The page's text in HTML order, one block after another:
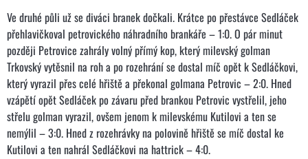
Ve druhé půli už se diváci branek dočkali. Krátce po přestávce Sedláček
přehlavičkoval petrovického náhradního brankáře – 1:0. O pár minut
později Petrovice zahrály volný přímý kop, který milevský golman
Trkovský vytěsnil na roh a po rozehrání se dostal míč opět k Sedláčkovi,
který vyrazil přes celé hřiště a překonal golmana Petrovic – 2:0. Hned
vzápětí opět Sedláček po závaru před brankou Petrovic vystřelil, jeho
střelu golman vyrazil, ovšem jenom k milevskému Kutilovi a ten se
nemýlil – 3:0. Hned z rozehrávky na polovině hřiště se míč dostal ke
Kutilovi a ten nahrál Sedláčkovi na hattrick – 4:0.